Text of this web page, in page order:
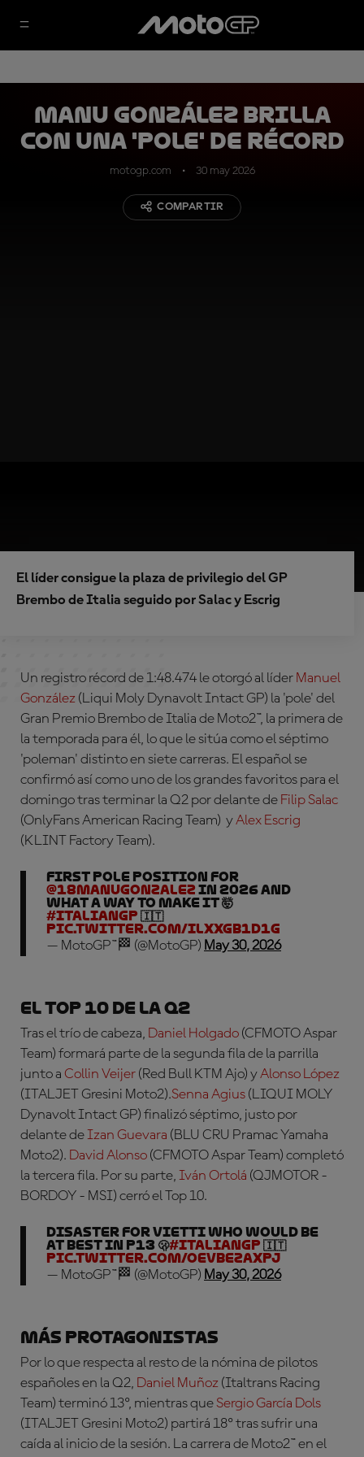
Manu González brilla
con una 'pole' de récord
motogp.com 30 may 2026
COMPARTIR
El líder consigue la plaza de privilegio del GP
Brembo de Italia seguido por Salac y Escrig
Un registro récord de 1:48.474 le otorgó al líder Manuel
González (Liqui Moly Dynavolt Intact GP) la 'pole' del
Gran Premio Brembo de Italia de Moto2™, la primera de
la temporada para él, lo que le sitúa como el séptimo
'poleman' distinto en siete carreras. El español se
confirmó así como uno de los grandes favoritos para el
domingo tras terminar la Q2 por delante de Filip Salac
(OnlyFans American Racing Team) yAlex Escrig
(KLINT Factory Team).
First pole position for
@18manugonzalez in 2026 and
WHAT A WAY TO MAKE IT 🤯
#ItalianGP 🇮🇹
pic.twitter.com/ilXXgb1D1g
— MotoGP™🏁 (@MotoGP) May 30, 2026
El Top 10 de la Q2
Tras el trío de cabeza, Daniel Holgado (CFMOTO Aspar
Team) formará parte de la segunda fila de la parrilla
junto a Collin Veijer (Red Bull KTM Ajo) yAlonso López
(ITALJET Gresini Moto2).Senna Agius (LIQUI MOLY
Dynavolt Intact GP) finalizó séptimo, justo por
delante deIzan Guevara (BLU CRU Pramac Yamaha
Moto2). David Alonso (CFMOTO Aspar Team) completó
la tercera fila. Por su parte, Iván Ortolá (QJMOTOR -
BORDOY - MSI) cerró el Top 10.
Disaster for Vietti who would be
at best in P13 🫢#ItalianGP 🇮🇹
pic.twitter.com/OEVBEzAXpJ
— MotoGP™🏁 (@MotoGP) May 30, 2026
Más protagonistas
Por lo que respecta al resto de la nómina de pilotos
españoles en la Q2, Daniel Muñoz (Italtrans Racing
Team) terminó 13º, mientras queSergio García Dols
(ITALJET Gresini Moto2) partirá 18º tras sufrir una
caída al inicio de la sesión. La carrera de Moto2™ en el